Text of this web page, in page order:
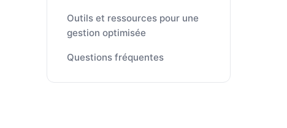
Outils et ressources pour une
gestion optimisée
Questions fréquentes